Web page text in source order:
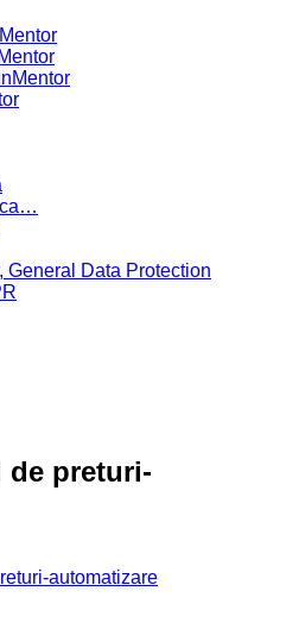
ca…
General Data Protection
de preturi-
automatizare